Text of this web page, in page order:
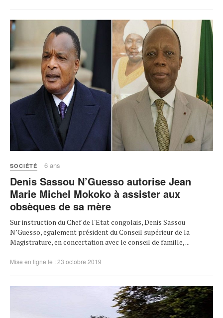
SOCIÉTÉ 6 ans
Denis Sassou N’Guesso autorise Jean
Marie Michel Mokoko à assister aux
obsèques de sa mère
Sur instruction du Chef de l'Etat congolais, Denis Sassou
N’Guesso, egalement président du Conseil supérieur de la
Magistrature, en concertation avec le conseil de famille, ...
Mise en ligne le : 23 octobre 2019